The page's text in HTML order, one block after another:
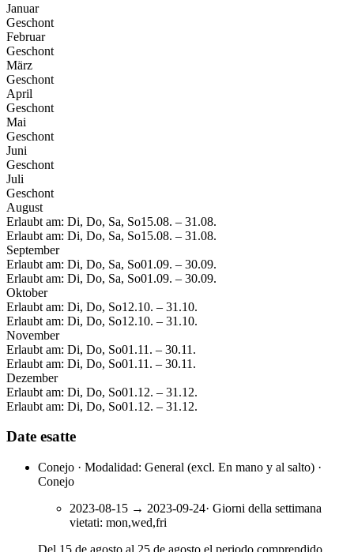
Januar
Geschont
Februar
Geschont
März
Geschont
April
Geschont
Mai
Geschont
Juni
Geschont
Juli
Geschont
August
Erlaubt am: Di, Do, Sa, So15.08. – 31.08.
Erlaubt am: Di, Do, Sa, So15.08. – 31.08.
September
Erlaubt am: Di, Do, Sa, So01.09. – 30.09.
Erlaubt am: Di, Do, Sa, So01.09. – 30.09.
Oktober
Erlaubt am: Di, Do, So12.10. – 31.10.
Erlaubt am: Di, Do, So12.10. – 31.10.
November
Erlaubt am: Di, Do, So01.11. – 30.11.
Erlaubt am: Di, Do, So01.11. – 30.11.
Dezember
Erlaubt am: Di, Do, So01.12. – 31.12.
Erlaubt am: Di, Do, So01.12. – 31.12.
Date esatte
Conejo · Modalidad: General (excl. En mano y al salto) ·
Conejo
2023-08-15 → 2023-09-24· Giorni della settimana
vietati: mon,wed,fri
Del 15 de agosto al 25 de agosto el periodo comprendido